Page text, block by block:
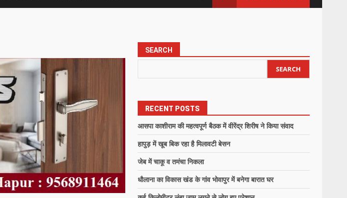
SEARCH
SEARCH
RECENT POSTS
आसपा काशीराम की महत्वपूर्ण बैठक में वीरेंद्र शिरीष ने किया संवाद
हापुड़ में खूब बिक रहा है मिलावटी बेसन
जेब में चाकू व तमंचा निकला
धौलाना का विकास खंड के गांव भोवापुर में बनेगा बारात घर